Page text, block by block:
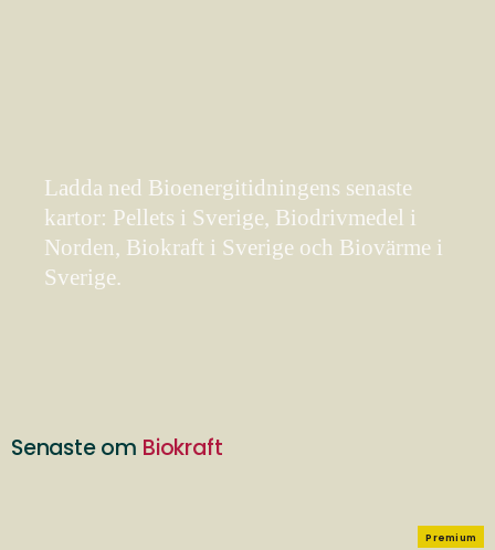
Ladda ned Bioenergitidningens senaste
kartor: Pellets i Sverige, Biodrivmedel i
Norden, Biokraft i Sverige och Biovärme i
Sverige.
Senaste om Biokraft
Premium